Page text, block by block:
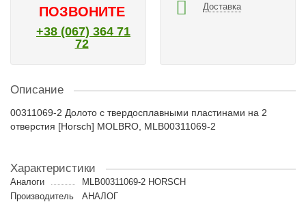
ПОЗВОНИТЕ
+38 (067) 364 71
72
Доставка
Описание
00311069-2 Долото с твердосплавными пластинами на 2
отверстия [Horsch] MOLBRO, MLB00311069-2
Характеристики
Аналоги
MLB00311069-2 HORSCH
Производитель
АНАЛОГ